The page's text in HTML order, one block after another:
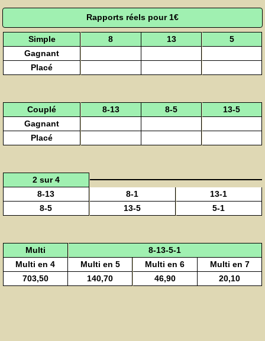
Rapports réels pour 1€
Simple 8 13
5
Gagnant
Placé
Couplé 8-13 8-5
13-5
Gagnant
Placé
2 sur 4
8-13
8-1
13-1
8-5
13-5 5-1
Multi
8-13-5-1
Multi en 4
Multi en 5 Multi en 6
Multi en 7
703,50
140,70 46,90 20,10